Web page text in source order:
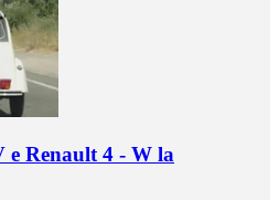
Renault 4 - W la